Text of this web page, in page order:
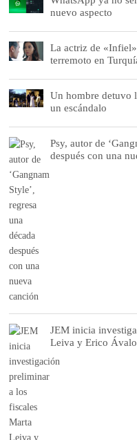
nuevo aspecto
La actriz de «Infiel»
terremoto en
Un hombre detuvo
un escándalo
Psy, autor de
después con una
JEM inicia
Leiva y Erico